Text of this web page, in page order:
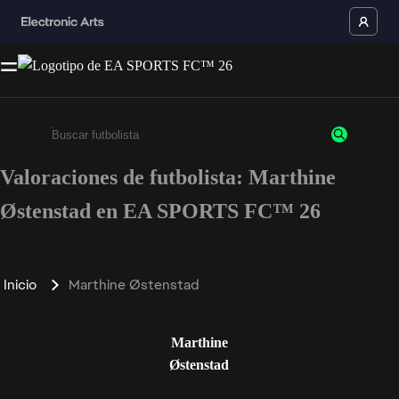
Escribe un mínimo de 3 caracteres o números.
Valoraciones de futbolista: Marthine
Østenstad en EA SPORTS FC™ 26
Inicio Marthine Østenstad
Marthine
Østenstad